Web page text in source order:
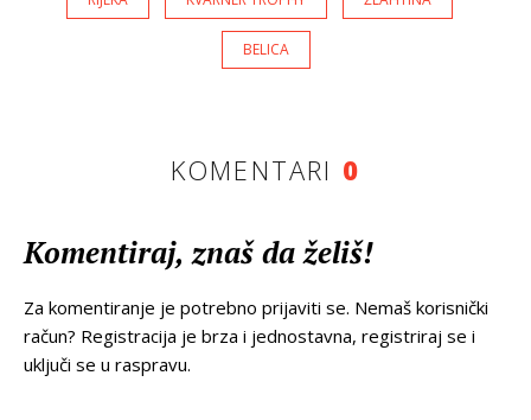
BELICA
KOMENTARI 0
Komentiraj, znaš da želiš!
Za komentiranje je potrebno prijaviti se. Nemaš korisnički
račun? Registracija je brza i jednostavna, registriraj se i
uključi se u raspravu.